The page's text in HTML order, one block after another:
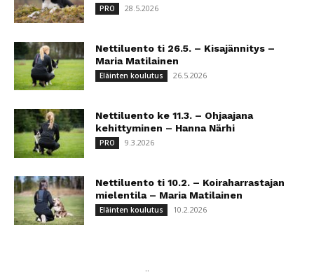
PRO 28.5.2026
Nettiluento ti 26.5. – Kisajännitys –
Maria Matilainen
Eläinten koulutus 26.5.2026
Nettiluento ke 11.3. – Ohjaajana
kehittyminen – Hanna Närhi
PRO 9.3.2026
Nettiluento ti 10.2. – Koiraharrastajan
mielentila – Maria Matilainen
Eläinten koulutus 10.2.2026